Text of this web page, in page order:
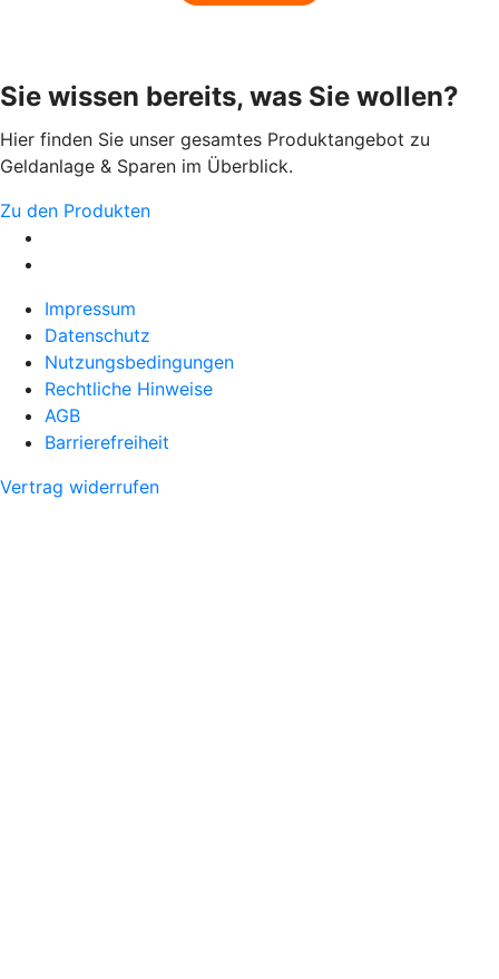
Sie wissen bereits, was Sie wollen?
Hier finden Sie unser gesamtes Produktangebot zu
Geldanlage & Sparen im Überblick.
Zu den Produkten
Impressum
Datenschutz
Nutzungsbedingungen
Rechtliche Hinweise
AGB
Barrierefreiheit
Vertrag widerrufen